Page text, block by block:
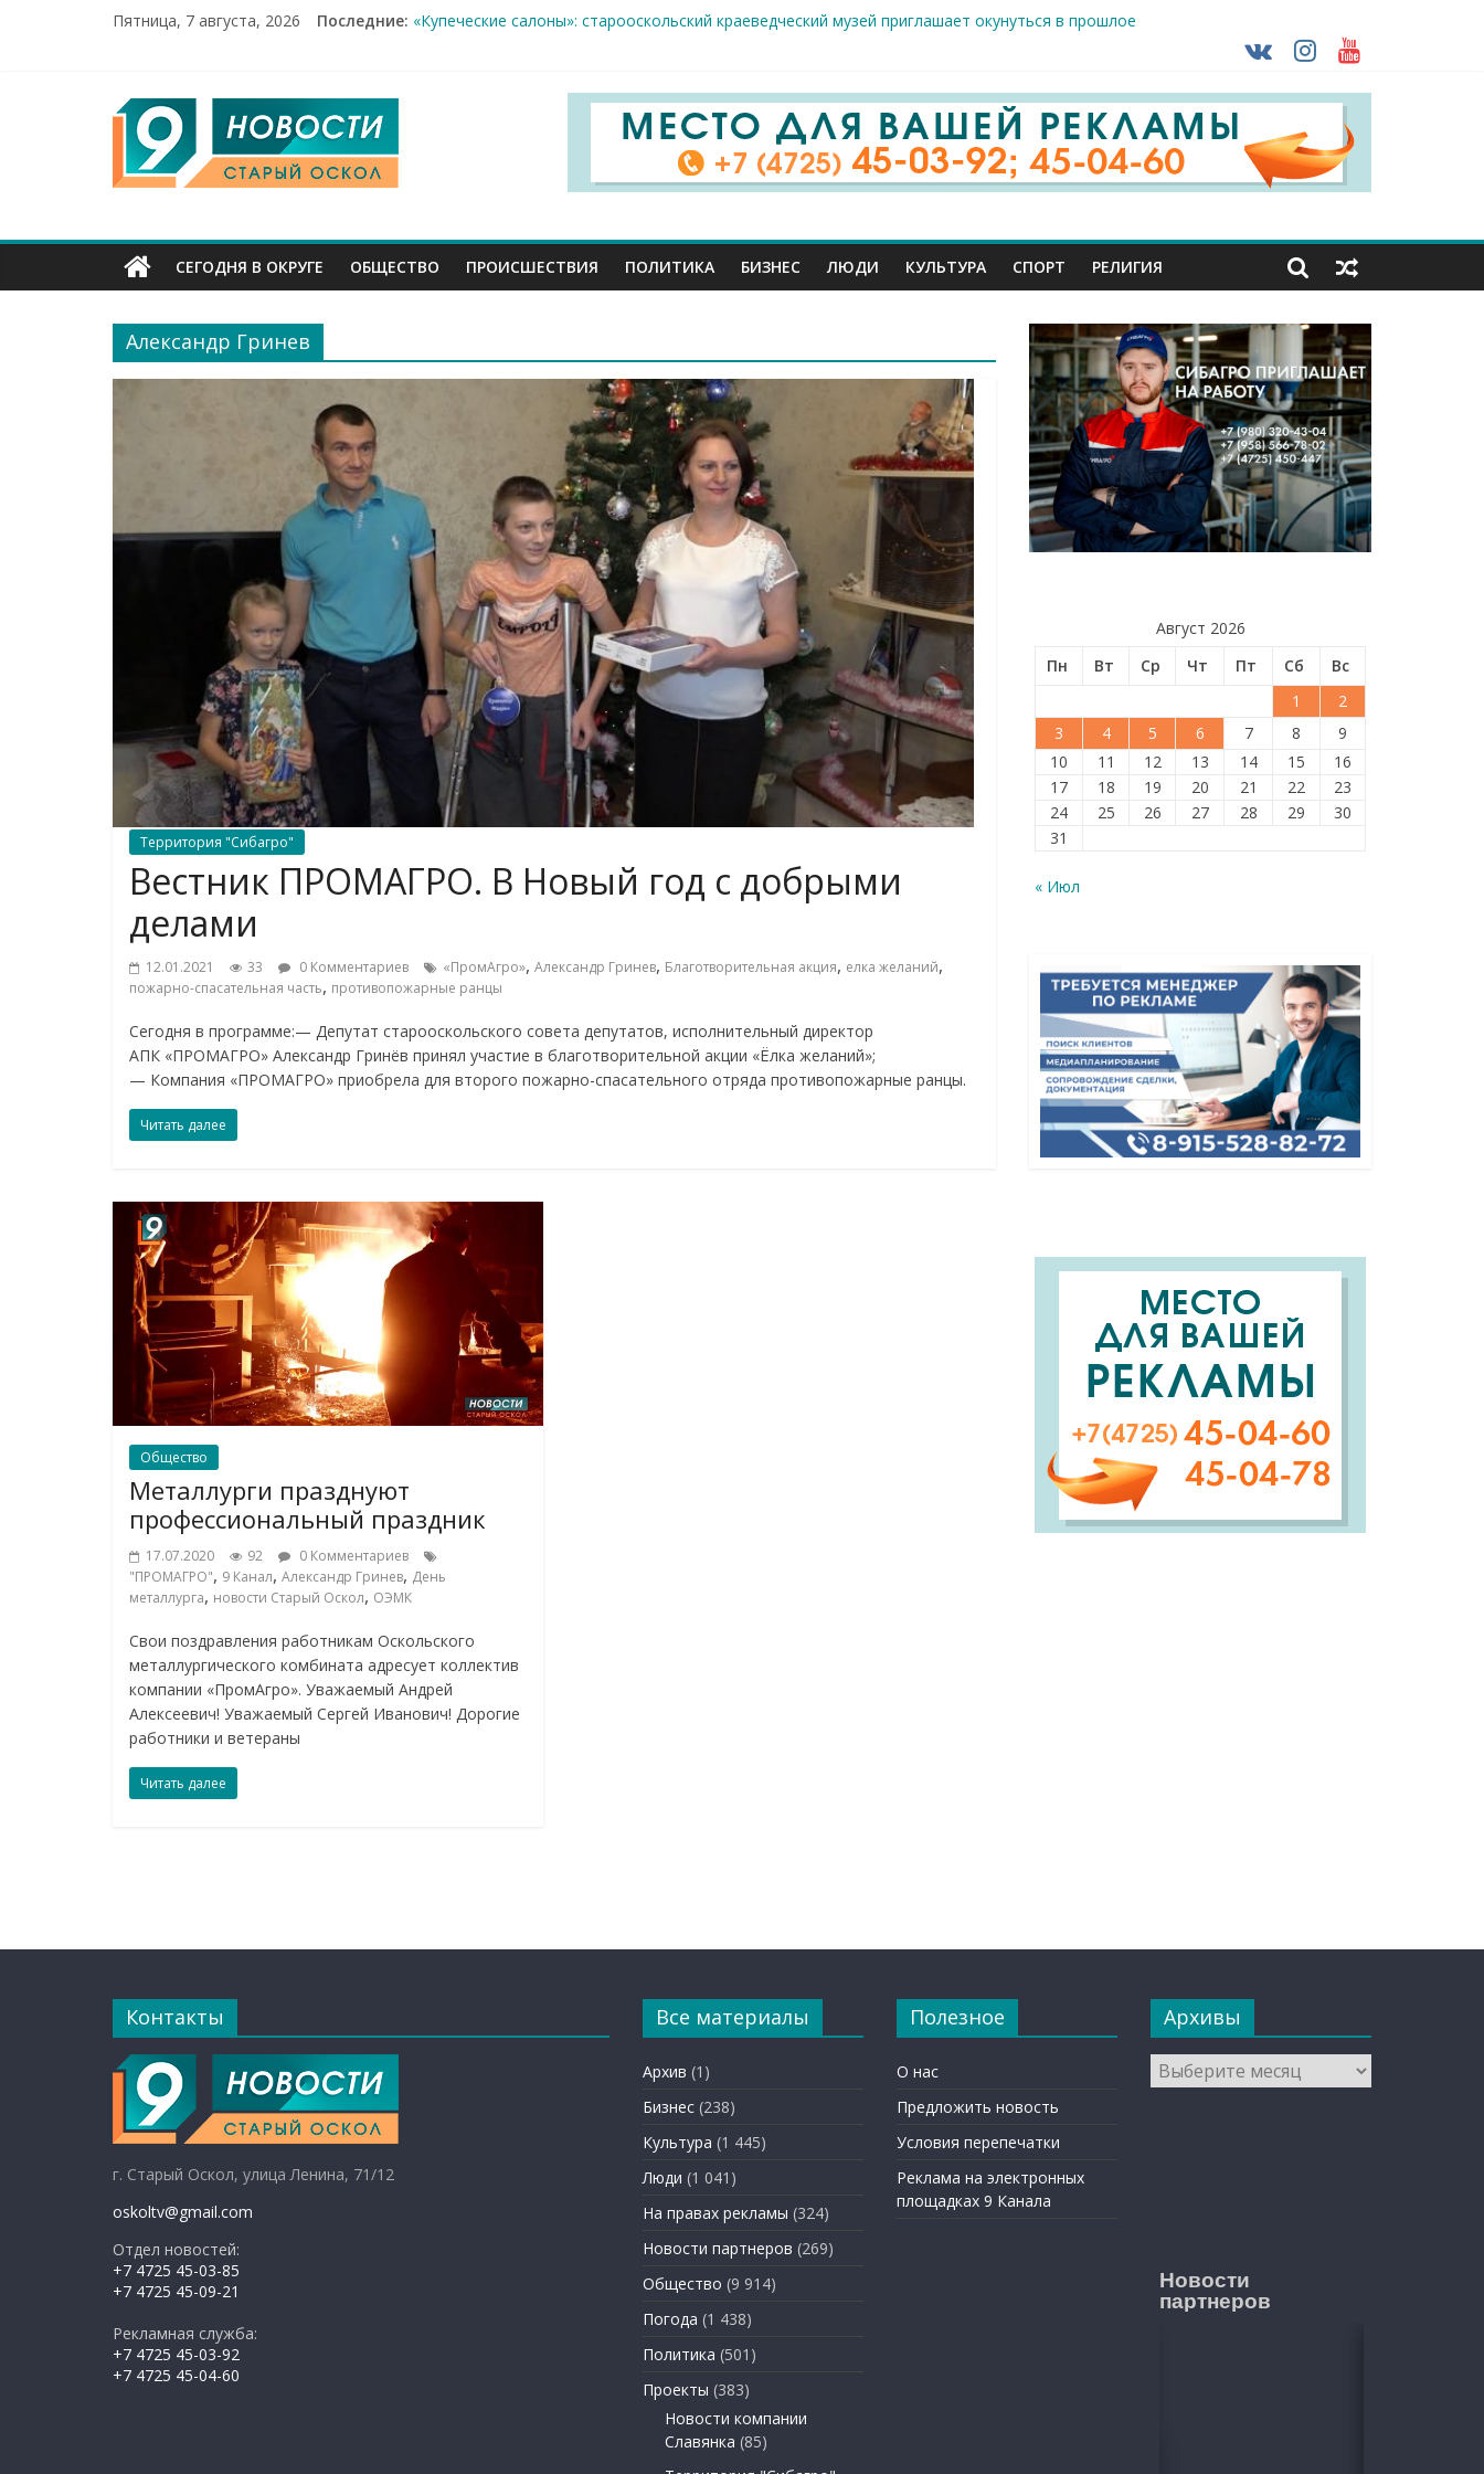
Пятница, 7 августа, 2026 Последние: «Купеческие салоны»: старооскольский краеведческий музей приглашает окунуться в прошлое
100%-я раскрываемость особо тяжких преступлений: в Старооскольском отделе СК подвели итоги первого полугодия
Новое сердце: старооскольский тренер Георгий Золотых нуждается в срочной трансплантации
Рейд по местам несанкционированной торговли: что и где можно продавать без штрафа?
9
Канал
Старый
Оскол
СЕГОДНЯ В ОКРУГЕ ОБЩЕСТВО ПРОИСШЕСТВИЯ ПОЛИТИКА БИЗНЕС ЛЮДИ КУЛЬТУРА СПОРТ РЕЛИГИЯ
Александр Гринев
Территория "Сибагро"
Вестник ПРОМАГРО. В Новый год с добрыми
делами
12.01.2021 33 0 Комментариев «ПромАгро», Александр Гринев, Благотворительная акция, елка желаний,
пожарно-спасательная часть, противопожарные ранцы
Сегодня в программе:— Депутат старооскольского совета депутатов, исполнительный директор
АПК «ПРОМАГРО» Александр Гринёв принял участие в благотворительной акции «Ёлка желаний»;
— Компания «ПРОМАГРО» приобрела для второго пожарно-спасательного отряда противопожарные ранцы.
Читать далее
Общество
Металлурги празднуют
профессиональный праздник
17.07.2020 92
0 Комментариев
"ПРОМАГРО", 9 Канал, Александр Гринев, День
металлурга, новости Старый Оскол, ОЭМК
Свои поздравления работникам Оскольского
металлургического комбината адресует коллектив
компании «ПромАгро». Уважаемый Андрей
Алексеевич! Уважаемый Сергей Иванович! Дорогие
работники и ветераны
Читать далее
Август 2026
Пн
Вт Ср Чт Пт Сб
Вс
1
2
3
4 5 6 7 8
9
10
11 12 13 14 15
16
17
18 19 20 21 22
23
24
25 26 27 28 29
30
31
« Июл
Контакты
г. Старый Оскол, улица Ленина, 71/12
oskoltv@gmail.com
Отдел новостей:
+7 4725 45-03-85
+7 4725 45-09-21
Рекламная служба:
+7 4725 45-03-92
+7 4725 45-04-60
Все материалы
Архив (1)
Бизнес (238)
Культура (1 445)
Люди (1 041)
На правах рекламы (324)
Новости партнеров (269)
Общество (9 914)
Погода (1 438)
Политика (501)
Проекты (383)
Новости компании
Славянка (85)
Полезное
О нас
Предложить новость
Условия перепечатки
Реклама на электронных
площадках 9 Канала
Архивы
Архивы
Новости
партнеров